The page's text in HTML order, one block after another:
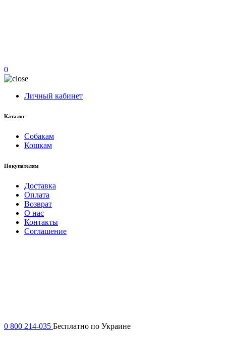
0
Личный кабинет
Каталог
Собакам
Кошкам
Покупателям
Доставка
Оплата
Возврат
О нас
Контакты
Соглашение
0 800 214-035 Бесплатно по Украине